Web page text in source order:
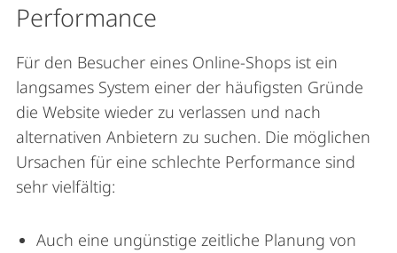
Performance
Für den Besucher eines Online-Shops ist ein
langsames System einer der häufigsten Gründe
die Website wieder zu verlassen und nach
alternativen Anbietern zu suchen. Die möglichen
Ursachen für eine schlechte Performance sind
sehr vielfältig:
Auch eine ungünstige zeitliche Planung von